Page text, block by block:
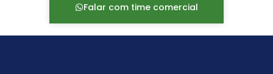
Falar com time comercial